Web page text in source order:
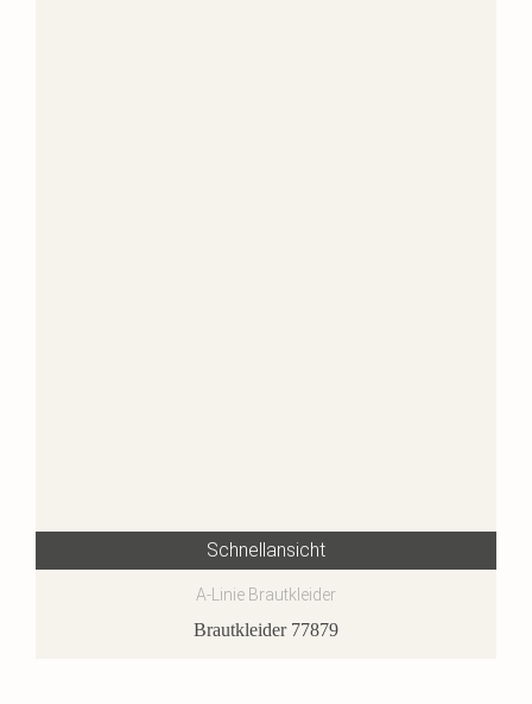
Schnellansicht
A-Linie Brautkleider
Brautkleider 77879